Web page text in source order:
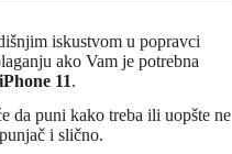
iskustvom u popravci
ako Vam je potrebna
11.
da puni kako treba ili uopšte ne
i slično.